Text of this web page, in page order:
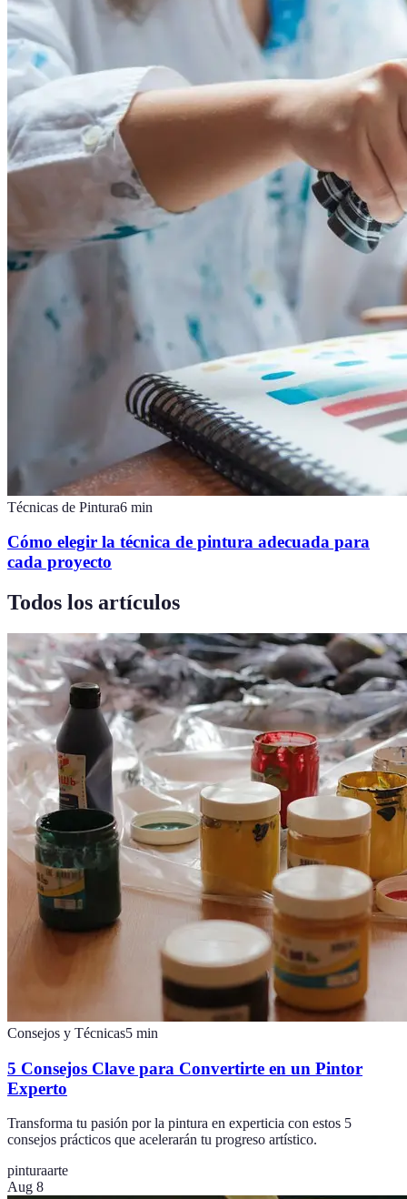
Técnicas de Pintura6 min
Cómo elegir la técnica de pintura adecuada para
cada proyecto
Todos los artículos
Consejos y Técnicas5 min
5 Consejos Clave para Convertirte en un Pintor
Experto
Transforma tu pasión por la pintura en experticia con estos 5
consejos prácticos que acelerarán tu progreso artístico.
pinturaarte
Aug 8